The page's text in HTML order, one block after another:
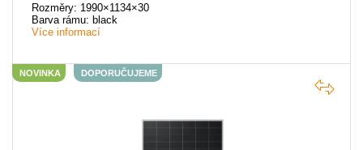
Rozměry: 1990×1134×30
Barva rámu: black
Více informací
NOVINKA DOPORUČUJEME